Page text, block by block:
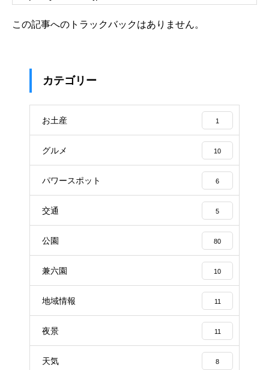
この記事へのトラックバックはありません。
カテゴリー
お土産 1
グルメ 10
パワースポット 6
交通 5
公園 80
兼六園 10
地域情報 11
夜景 11
天気 8